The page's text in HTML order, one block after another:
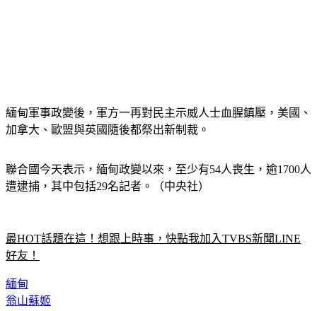
緬甸軍事政變後，軍方一再對民主示威人士血腥鎮壓，美國、
加拿大、歐盟與英國隨後都祭出新制裁。
聯合國今天表示，緬甸政變以來，至少有54人喪生，逾1700人
遭逮捕，其中包括29名記者。（中央社）
最HOT話題在這！想跟上時事，快點我加入TVBS新聞LINE
好友！
緬甸
翁山蘇姬